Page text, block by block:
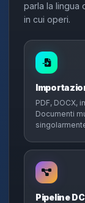
parla la lingua
in cui operi.
PDF, DOCX,
Documenti
Pipeline